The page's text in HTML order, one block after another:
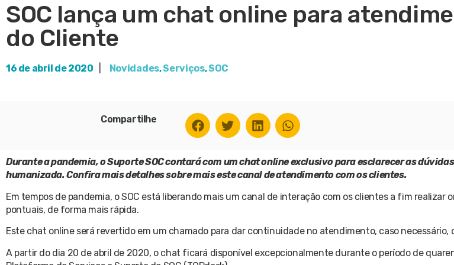
SOC lança um chat online para
do Cliente
16 de abril de 2020 Novidades,Serviços,SOC
Compartilhe
Durante a pandemia, o Suporte SOC contará com um chat online exclusivo para esclarecer as
humanizada. Confira mais detalhes sobre mais este canal de atendimento com os clientes.
Em tempos de pandemia, o SOC está liberando mais um canal de interação com os clientes a fim realizar
pontuais, de forma mais rápida.
Este chat online será revertido em um chamado para dar continuidade no atendimento, caso
A partir do dia 20 de abril de 2020, o chat ficará disponível excepcionalmente durante o período de